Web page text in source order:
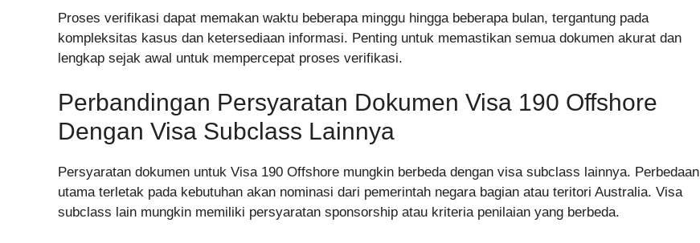
Proses verifikasi dapat memakan waktu beberapa minggu hingga beberapa bulan, tergantung pada
kompleksitas kasus dan ketersediaan informasi. Penting untuk memastikan semua dokumen akurat dan
lengkap sejak awal untuk mempercepat proses verifikasi.
Perbandingan Persyaratan Dokumen Visa 190 Offshore
Dengan Visa Subclass Lainnya
Persyaratan dokumen untuk Visa 190 Offshore mungkin berbeda dengan visa subclass lainnya. Perbedaan
utama terletak pada kebutuhan akan nominasi dari pemerintah negara bagian atau teritori Australia. Visa
subclass lain mungkin memiliki persyaratan sponsorship atau kriteria penilaian yang berbeda.